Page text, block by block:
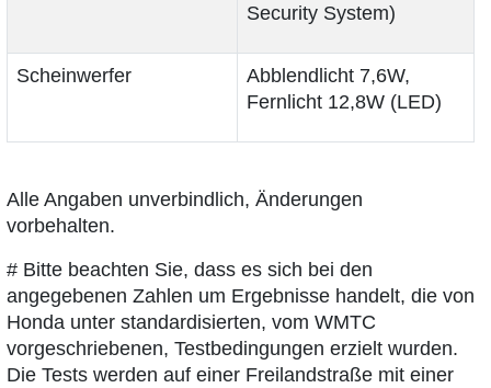
Security System)
Scheinwerfer
Abblendlicht 7,6W,
Fernlicht 12,8W (LED)
Alle Angaben unverbindlich, Änderungen
vorbehalten.
# Bitte beachten Sie, dass es sich bei den
angegebenen Zahlen um Ergebnisse handelt, die von
Honda unter standardisierten, vom WMTC
vorgeschriebenen, Testbedingungen erzielt wurden.
Die Tests werden auf einer Freilandstraße mit einer